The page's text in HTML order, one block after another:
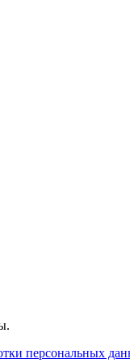
персональных